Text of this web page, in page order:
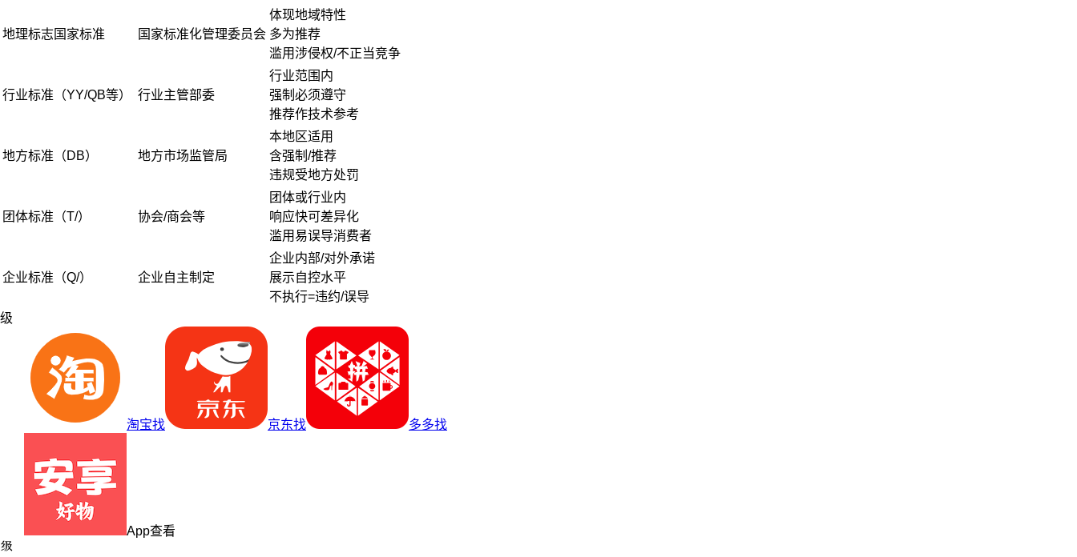
地理标志国家标准 国家标准化管理委员会
体现地域特性
多为推荐
滥用涉侵权/不正当竞争
行业标准（YY/QB等） 行业主管部委
行业范围内
强制必须遵守
推荐作技术参考
地方标准（DB） 地方市场监管局
本地区适用
含强制/推荐
违规受地方处罚
团体标准（T/） 协会/商会等
团体或行业内
响应快可差异化
滥用易误导消费者
企业标准（Q/） 企业自主制定
企业内部/对外承诺
展示自控水平
不执行=违约/误导
级
淘宝找 京东找 多多找
App查看
级